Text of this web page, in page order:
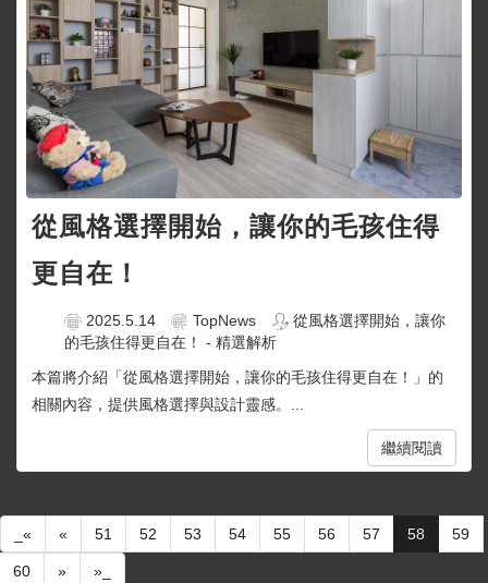
從風格選擇開始，讓你的毛孩住得
更自在！
2025.5.14 TopNews
從風格選擇開始，讓你
的毛孩住得更自在！ - 精選解析
本篇將介紹「從風格選擇開始，讓你的毛孩住得更自在！」的
相關內容，提供風格選擇與設計靈感。...
繼續閱讀
_« « 51 52 53 54 55 56 57 58 59
60 » »_